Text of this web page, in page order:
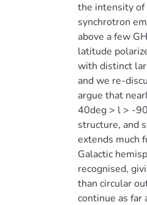
the intensity
synchrotron
above a few
latitude
with distinct
and we re-
argue that
40deg > l > -
structure, and
extends much
Galactic
recognised,
than circular
continue as far